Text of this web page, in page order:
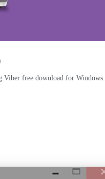
Viber free download for Windows.